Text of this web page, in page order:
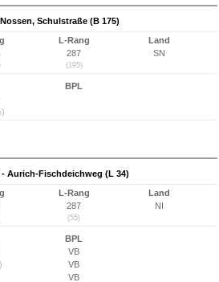
Schulstraße (B 175)
L-Rang
287
(195)
Land
SN
BPL
Aurich-Fischdeichweg (L 34)
L-Rang
287
(55)
Land
NI
BPL
VB
VB
VB